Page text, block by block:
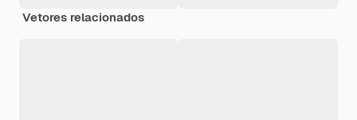
Vetores relacionados